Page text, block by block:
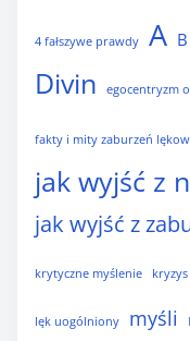
4 fałszywe prawdy A B
Divin egocentryzm
fakty i mity zaburzeń
jak wyjść z
jak wyjść z
krytyczne myślenie
lęk uogólniony myśli